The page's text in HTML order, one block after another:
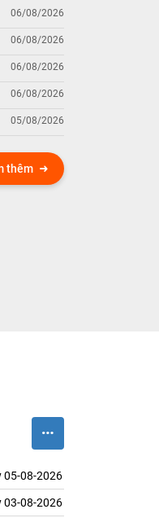
06/08/2026
06/08/2026
06/08/2026
06/08/2026
05/08/2026
thêm
05-08-2026
03-08-2026